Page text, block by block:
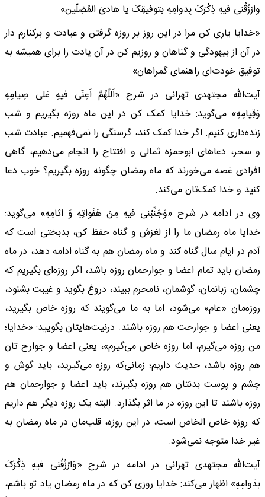
وارْزُقْنی فیهِ ذِکْرَکَ بِدوامِهِ بتوفیقِکَ یا هادیَ المُضِلّین»
«خدایا یاری کن مرا در این روز بر روزه گرفتن و عبادت و برکنارم دار
در آن از بیهودگی و گناهان و روزیم کن در آن یادت را برای همیشه به
توفیق خودت‌ای راهنمای گمراهان»
آیت‌الله مجتهدی تهرانی در شرح «اَللّهُمَّ اَعِنّی فیهِ عَلی صِیامِهِ
وَقِیامِهِ» می‌گوید: خدایا کمک کن در این ماه روزه بگیریم و شب
زنده‌داری کنیم. اگر خدا کمک کند، گرسنگی را نمی‌فهمیم. عبادت شب
و سحر، دعا‌های ابوحمزه ثمالی و افتتاح را انجام می‌دهیم، گاهی
افرادی غصه می‌خورند که ماه رمضان چگونه روزه بگیریم؟ خوب دعا
کنید و خدا کمک‌تان می‌کند.
وی در ادامه در شرح «وَجَنِّبْنی فیهِ مِنْ هَفَواتِهِ وَ اثامِهِ» می‌گوید:
خدایا ماه رمضان ما را از لغزش و گناه حفظ کن، بدبختی است که
آدم در ایام سال گناه کند و ماه رمضان هم به گناه ادامه دهد، در ماه
رمضان باید تمام اعضا و جوارحمان روزه باشد، اگر روزه‌ای بگیریم که
چشمان، زبانمان، گوشمان، نامحرم ببیند، دروغ بگوید و غیبت بشنود،
روزه‌مان «عام» می‌شود، اما به ما می‌گویند که روزه خاص بگیرید،
یعنی اعضا و جوارحت هم روزه باشند. درنیت‌هایتان بگویید: «خدایا؛
من روزه می‌گیرم، اما روزه خاص می‌گیرم»، یعنی اعضا و جوارح تان
هم روزه باشد، حدیث داریم؛ زمانی‌که روزه می‌گیرید، باید گوش و
چشم و پوست بدنتان هم روزه بگیرند، باید اعضا و جوارحمان هم
روزه باشند تا این روزه در ما اثر بگذارد. البته یک روزه دیگر هم داریم
که روزه خاص الخاص است، در این روزه، قلب‌مان در ماه رمضان به
غیر خدا متوجه نمی‌شود.
آیت‌الله مجتهدی تهرانی در ادامه در شرح «وَارْزُقْنی فیهِ ذِکْرَکَ
بدَوامِهِ» اظهار می‌کند: خدایا روزی کن که در ماه رمضان یاد تو باشم،